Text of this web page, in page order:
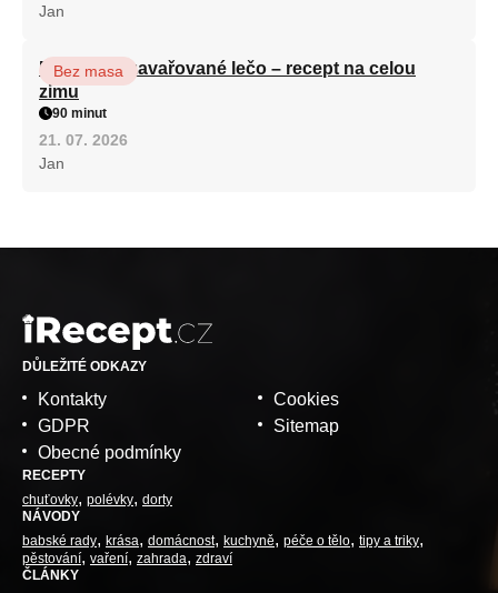
Jan
Babiččino zavařované lečo – recept na celou
zimu
Bez masa
90 minut
21. 07. 2026
Jan
DŮLEŽITÉ ODKAZY
Kontakty
GDPR
Obecné podmínky
Cookies
Sitemap
RECEPTY
chuťovky polévky dorty
NÁVODY
babské rady krása domácnost kuchyně péče o tělo tipy a triky
pěstování vaření zahrada
zdraví
ČLÁNKY